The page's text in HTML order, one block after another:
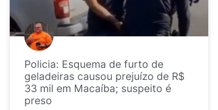
Policia: Esquema de furto de
geladeiras causou prejuízo de R$
33 mil em Macaíba; suspeito é
preso